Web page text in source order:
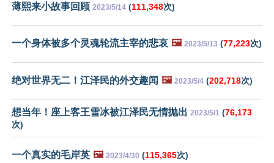
薄熙来小故事回顾 2023/5/14 (111,348次)
一个身体被多个灵魂轮流主宰的悲哀 🖼️ 2023/5/13 (77,223次)
绝对世界无二！江泽民的外交趣闻 🖼️ 2023/5/4 (202,718次)
想当年！座上客王雪冰被江泽民无情抛出 2023/5/1 (76,173
次)
一个真实的毛岸英 🖼️ 2023/4/30 (115,365次)